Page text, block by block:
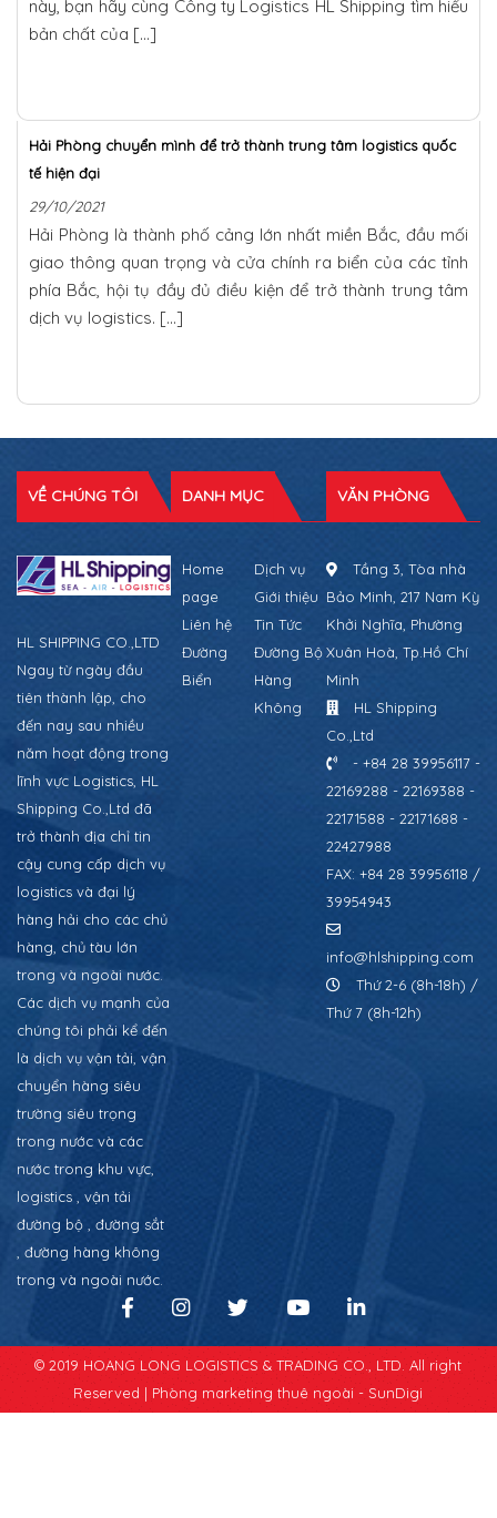
này, bạn hãy cùng Công ty Logistics HL Shipping tìm hiểu
bản chất của […]
Hải Phòng chuyển mình để trở thành trung tâm logistics quốc
tế hiện đại
29/10/2021
Hải Phòng là thành phố cảng lớn nhất miền Bắc, đầu mối
giao thông quan trọng và cửa chính ra biển của các tỉnh
phía Bắc, hội tụ đầy đủ điều kiện để trở thành trung tâm
dịch vụ logistics. […]
VỀ CHÚNG TÔI
HL SHIPPING CO.,LTD
Ngay từ ngày đầu
tiên thành lập, cho
đến nay sau nhiều
năm hoạt động trong
lĩnh vực Logistics, HL
Shipping Co.,Ltd đã
trở thành địa chỉ tin
cậy cung cấp dịch vụ
logistics và đại lý
hàng hải cho các chủ
hàng, chủ tàu lớn
trong và ngoài nước.
Các dịch vụ mạnh của
chúng tôi phải kể đến
là dịch vụ vận tải, vận
chuyển hàng siêu
trường siêu trọng
trong nước và các
nước trong khu vực,
logistics , vận tải
đường bộ , đường sắt
, đường hàng không
trong và ngoài nước.
DANH MỤC
Home
page
Dịch vụ
Giới thiệu
Liên hệ
Tin Tức
Đường
Biển
Đường Bộ
Hàng
Không
VĂN PHÒNG
Tầng 3, Tòa nhà
Bảo Minh, 217 Nam Kỳ
Khởi Nghĩa, Phường
Xuân Hoà, Tp.Hồ Chí
Minh
HL Shipping
Co.,Ltd
- +84 28 39956117 -
22169288 - 22169388 -
22171588 - 22171688 -
22427988
FAX: +84 28 39956118 /
39954943
info@hlshipping.com
Thứ 2-6 (8h-18h) /
Thứ 7 (8h-12h)
© 2019 HOANG LONG LOGISTICS & TRADING CO., LTD. All right
Reserved | Phòng marketing thuê ngoài - SunDigi